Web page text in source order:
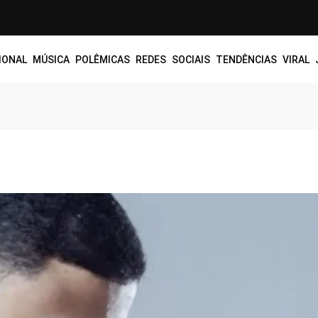
MÚSICA POLÊMICAS REDES SOCIAIS TENDÊNCIAS VIRAL